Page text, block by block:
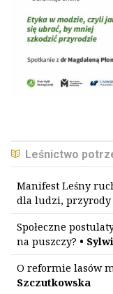
Leśnictwo
Manifest Leśny
dla ludzi,
Społeczne
na puszczy? •
O reformie lasów
Szczutkowska